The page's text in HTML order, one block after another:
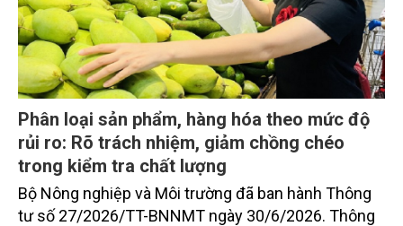
Phân loại sản phẩm, hàng hóa theo mức độ
rủi ro: Rõ trách nhiệm, giảm chồng chéo
trong kiểm tra chất lượng
Bộ Nông nghiệp và Môi trường đã ban hành Thông
tư số 27/2026/TT-BNNMT ngày 30/6/2026. Thông